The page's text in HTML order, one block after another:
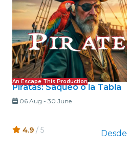
An Escape This Production
Piratas: Saqueo o la Tabla
06 Aug - 30 June
4.9 / 5 Desde